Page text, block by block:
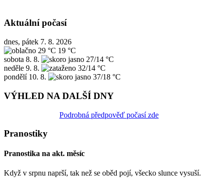
Aktuální počasí
dnes, pátek 7. 8. 2026
29 °C 19 °C
sobota 8. 8.
27/14 °C
neděle 9. 8.
32/14 °C
pondělí 10. 8. 37/18 °C
VÝHLED NA DALŠÍ DNY
Podrobná předpověď počasí zde
Pranostiky
Pranostika na akt. měsíc
Když v srpnu naprší, tak než se oběd pojí, všecko slunce vysuší.